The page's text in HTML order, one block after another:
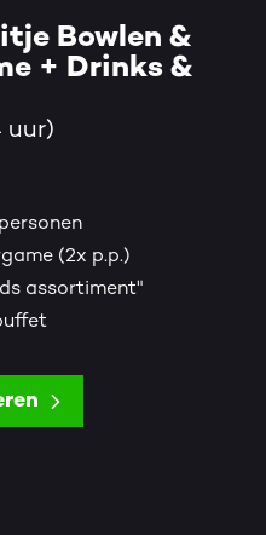
Bowlen &
+ Drinks &
uur)
(2x p.p.)
assortiment"